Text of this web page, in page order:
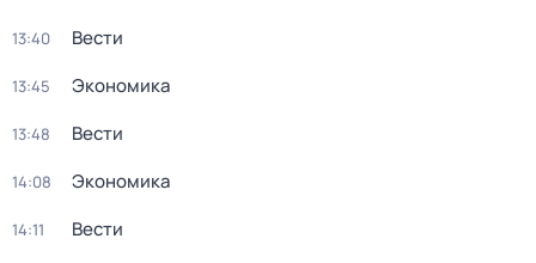
13:40 Вести
13:45 Экономика
13:48 Вести
14:08 Экономика
14:11 Вести